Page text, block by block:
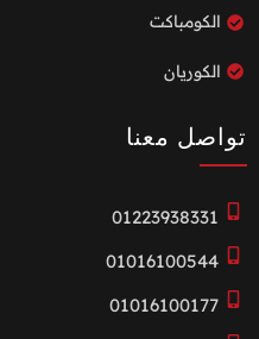
الكومباكت
الكوريان
تواصل معنا
01223938331
01016100544
01016100177